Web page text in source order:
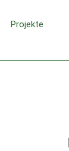
Projekte